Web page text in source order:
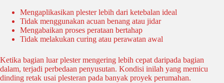
Mengaplikasikan plester lebih dari ketebalan ideal
Tidak menggunakan acuan benang atau jidar
Mengabaikan proses perataan bertahap
Tidak melakukan curing atau perawatan awal
Ketika bagian luar plester mengering lebih cepat daripada bagian
dalam, terjadi perbedaan penyusutan. Kondisi inilah yang memicu
dinding retak usai plesteran pada banyak proyek perumahan.